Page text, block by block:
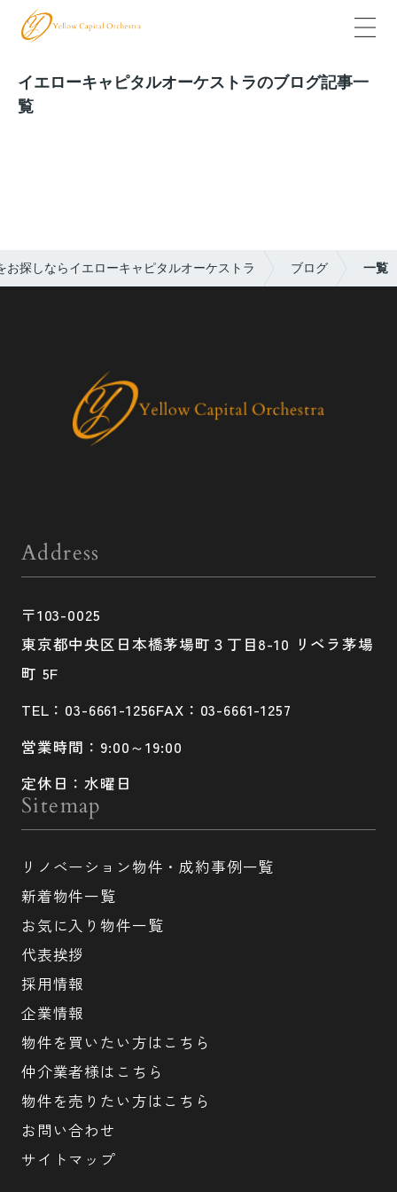
イエローキャピタルオーケストラのブログ記事一
覧
お探しならイエローキャピタルオーケストラ ブログ 一覧
Address
〒103-0025
東京都中央区日本橋茅場町３丁目8-10 リベラ茅場
町 5F
TEL：03-6661-1256FAX：03-6661-1257
営業時間：9:00～19:00
定休日：水曜日
Sitemap
リノベーション物件・成約事例一覧
新着物件一覧
お気に入り物件一覧
代表挨拶
採用情報
企業情報
物件を買いたい方はこちら
仲介業者様はこちら
物件を売りたい方はこちら
お問い合わせ
サイトマップ